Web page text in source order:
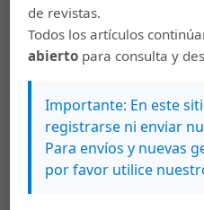
Inmaculada
(Provincia de
XVIII y principios del
PDF EPUB HTML
Luiz Felipe Viel Moreira
de revistas.
Todos los artículos
abierto para consulta y
Importante: En este
registrarse ni enviar
Para envíos y nuevas
por favor utilice